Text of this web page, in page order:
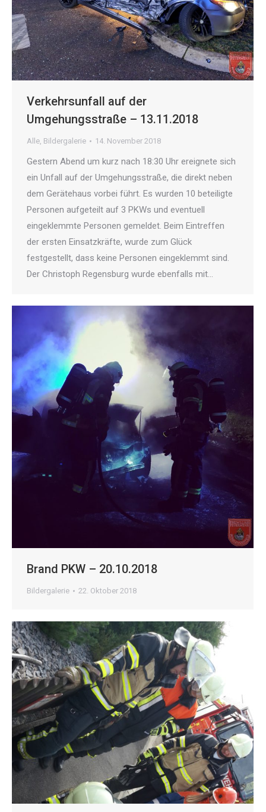
Verkehrsunfall auf der
Umgehungsstraße – 13.11.2018
Alle, Bildergalerie 14. November 2018
Gestern Abend um kurz nach 18:30 Uhr ereignete sich
ein Unfall auf der Umgehungsstraße, die direkt neben
dem Gerätehaus vorbei führt. Es wurden 10 beteiligte
Personen aufgeteilt auf 3 PKWs und eventuell
eingeklemmte Personen gemeldet. Beim Eintreffen
der ersten Einsatzkräfte, wurde zum Glück
festgestellt, dass keine Personen eingeklemmt sind.
Der Christoph Regensburg wurde ebenfalls mit…
Brand PKW – 20.10.2018
Bildergalerie 22. Oktober 2018